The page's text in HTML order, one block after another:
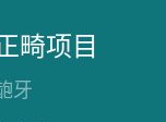
畸项目
牙